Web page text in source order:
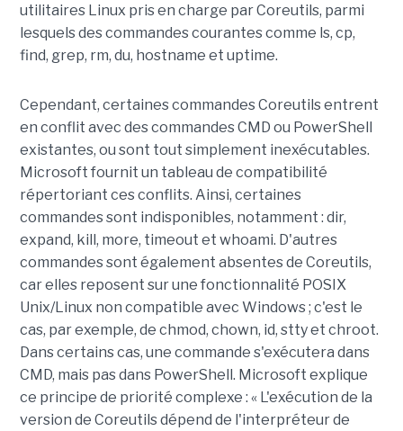
utilitaires Linux pris en charge par Coreutils, parmi
lesquels des commandes courantes comme ls, cp,
find, grep, rm, du, hostname et uptime.
Cependant, certaines commandes Coreutils entrent
en conflit avec des commandes CMD ou PowerShell
existantes, ou sont tout simplement inexécutables.
Microsoft fournit un tableau de compatibilité
répertoriant ces conflits. Ainsi, certaines
commandes sont indisponibles, notamment : dir,
expand, kill, more, timeout et whoami. D'autres
commandes sont également absentes de Coreutils,
car elles reposent sur une fonctionnalité POSIX
Unix/Linux non compatible avec Windows ; c'est le
cas, par exemple, de chmod, chown, id, stty et chroot.
Dans certains cas, une commande s'exécutera dans
CMD, mais pas dans PowerShell. Microsoft explique
ce principe de priorité complexe : « L'exécution de la
version de Coreutils dépend de l'interpréteur de